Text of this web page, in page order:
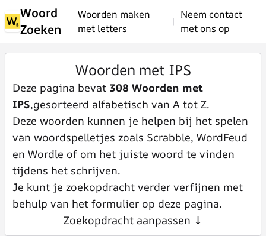
Woord
Zoeken
Woorden maken
met letters
|
Neem contact
met ons op
Woorden met IPS
Deze pagina bevat 308 Woorden met
IPS,gesorteerd alfabetisch van A tot Z.
Deze woorden kunnen je helpen bij het spelen
van woordspelletjes zoals Scrabble, WordFeud
en Wordle of om het juiste woord te vinden
tijdens het schrijven.
Je kunt je zoekopdracht verder verfijnen met
behulp van het formulier op deze pagina.
Zoekopdracht aanpassen ↓